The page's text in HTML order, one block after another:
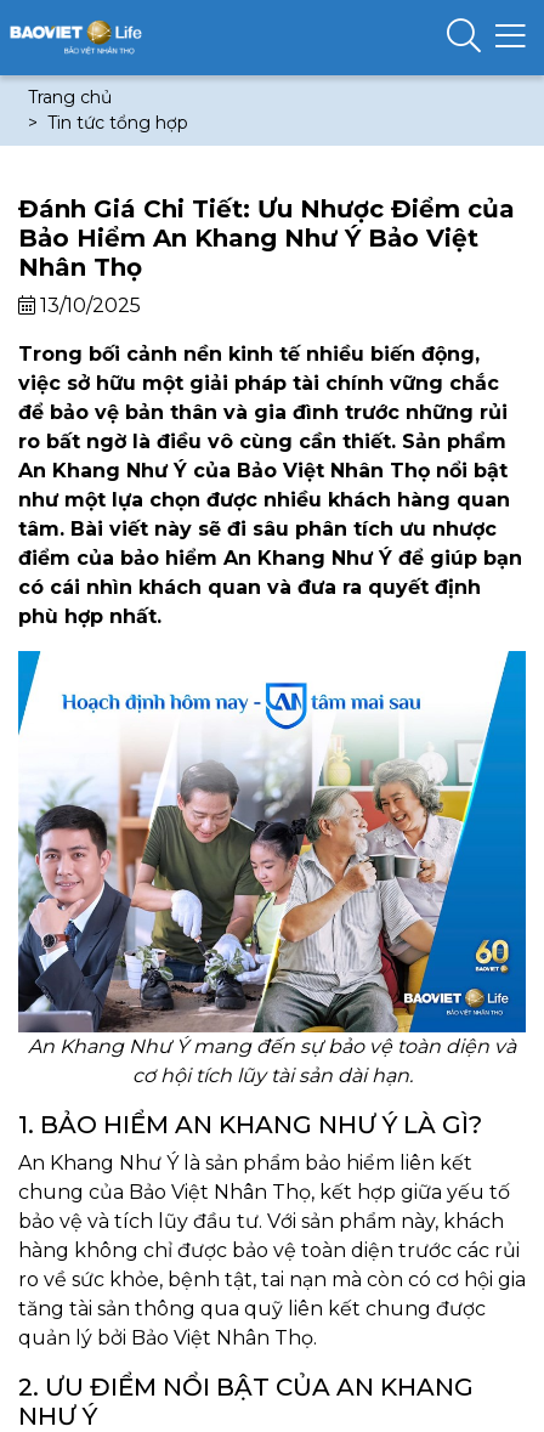
Trang chủ
Tin tức tổng hợp
Đánh Giá Chi Tiết: Ưu Nhược Điểm của
Bảo Hiểm An Khang Như Ý Bảo Việt
Nhân Thọ
13/10/2025
Trong bối cảnh nền kinh tế nhiều biến động,
việc sở hữu một giải pháp tài chính vững chắc
để bảo vệ bản thân và gia đình trước những rủi
ro bất ngờ là điều vô cùng cần thiết. Sản phẩm
An Khang Như Ý của Bảo Việt Nhân Thọ nổi bật
như một lựa chọn được nhiều khách hàng quan
tâm. Bài viết này sẽ đi sâu phân tích ưu nhược
điểm của bảo hiểm An Khang Như Ý để giúp bạn
có cái nhìn khách quan và đưa ra quyết định
phù hợp nhất.
An Khang Như Ý mang đến sự bảo vệ toàn diện và
cơ hội tích lũy tài sản dài hạn.
1. BẢO HIỂM AN KHANG NHƯ Ý LÀ GÌ?
An Khang Như Ý là sản phẩm bảo hiểm liên kết
chung của Bảo Việt Nhân Thọ, kết hợp giữa yếu tố
bảo vệ và tích lũy đầu tư. Với sản phẩm này, khách
hàng không chỉ được bảo vệ toàn diện trước các rủi
ro về sức khỏe, bệnh tật, tai nạn mà còn có cơ hội gia
tăng tài sản thông qua quỹ liên kết chung được
quản lý bởi Bảo Việt Nhân Thọ.
2. ƯU ĐIỂM NỔI BẬT CỦA AN KHANG
NHƯ Ý